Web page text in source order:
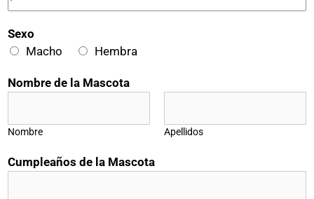
Sexo
Macho
Hembra
Nombre de la Mascota
Nombre Apellidos
*
T
Cumpleaños de la Mascota